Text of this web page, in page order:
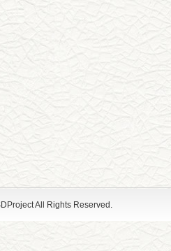
All Rights Reserved.